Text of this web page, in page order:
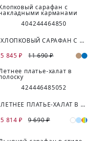
404244464850
ХЛОПКОВЫЙ САРАФАН С НАКЛАДНЫМИ КАРМАНАМИ
5 845 ₽
11 690 ₽
424446485052
ЛЕТНЕЕ ПЛАТЬЕ-ХАЛАТ В ПОЛОСКУ
5 814 ₽
9 690 ₽